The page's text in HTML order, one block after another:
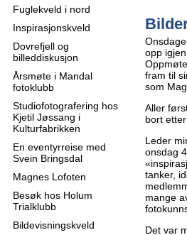
Fuglekveld i nord
Inspirasjonskveld
Dovrefjell og
billeddiskusjon
Årsmøte i Mandal
fotoklubb
Studiofotografering hos
Kjetil Jøssang i
Kulturfabrikken
En eventyrreise med
Svein Bringsdal
Magnes Lofoten
Besøk hos Holum
Trialklubb
Bildevisningskveld
opp
fram til
som
Aller
bort
Leder
onsdag
tanker,
mange
Det var